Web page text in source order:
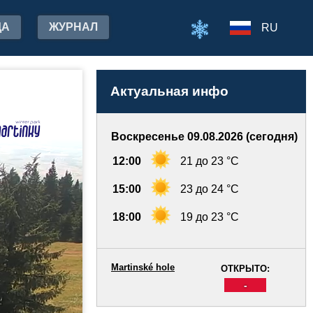
ЖУРНАЛ RU
Актуальная инфо
Воскресенье 09.08.2026 (сегодня)
12:00 21 до 23 °C
15:00 23 до 24 °C
18:00 19 до 23 °C
ОТКРЫТО:
-
Martinské hole